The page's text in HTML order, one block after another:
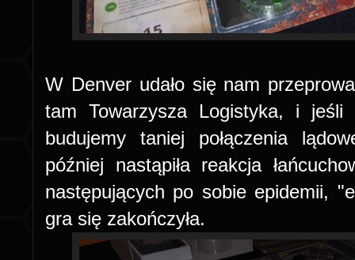
W Denver udało się nam
tam Towarzysza Logistyka, i
budujemy taniej połączenia
później nastąpiła reakcja
następujących po sobie epidemii,
gra się zakończyła.